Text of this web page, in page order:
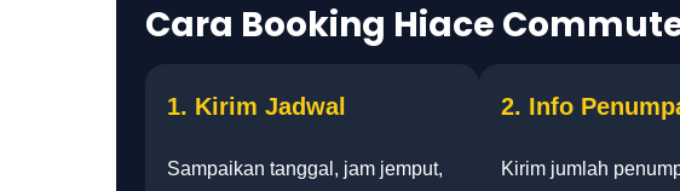
Cara Booking Hiace
1. Kirim Jadwal
Sampaikan tanggal, jam jemput,
2. Info
Kirim jumlah